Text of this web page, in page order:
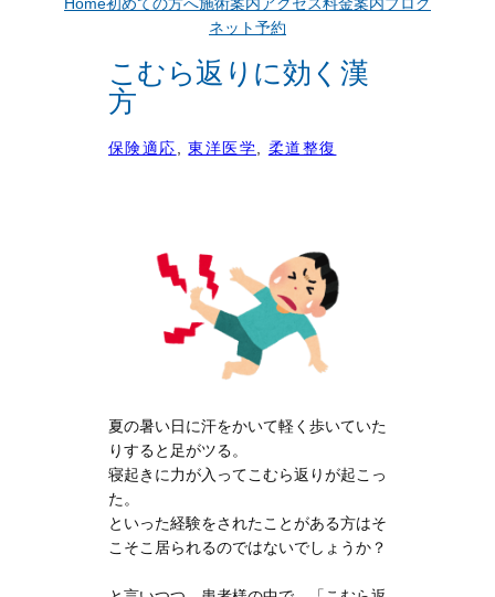
ネット予約
こむら返りに効く漢
方
保険適応 , 東洋医学 柔道整復
夏の暑い日に汗をかいて軽く歩いていた
りすると足がツる。
寝起きに力が入ってこむら返りが起こっ
た。
といった経験をされたことがある方はそ
こそこ居られるのではないでしょうか？